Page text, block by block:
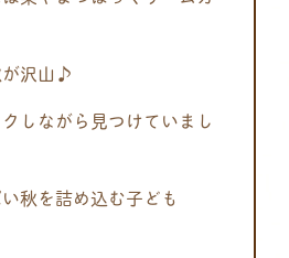
が沢山♪
しながら見つけていまし
秋を詰め込む子ども